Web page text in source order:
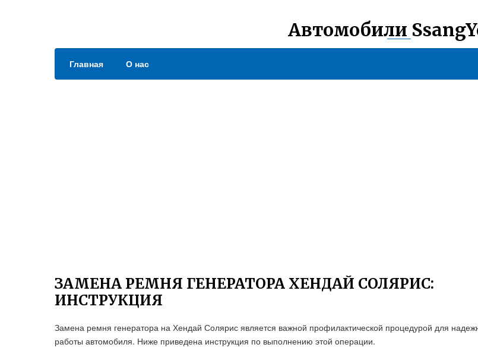
Автомобили
Главная О нас
ЗАМЕНА РЕМНЯ ГЕНЕРАТОРА ХЕНДАЙ СОЛЯРИС:
ИНСТРУКЦИЯ
Замена ремня генератора на Хендай Солярис является важной профилактической процедурой для
работы автомобиля. Ниже приведена инструкция по выполнению этой операции.